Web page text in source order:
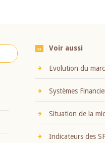
Voir aussi
Evolution du
Systèmes
Situation de la
Indicateurs des